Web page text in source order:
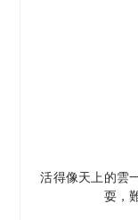
活得像天上的雲
耍，